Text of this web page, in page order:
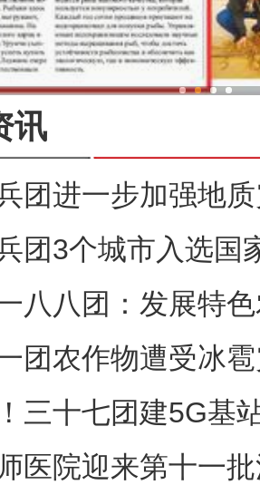
讯
团进一步加强地
患
团3个城市入选国
建
八八团：发展特
团农作物遭受冰
三十七团建5G基
医院迎来第十一